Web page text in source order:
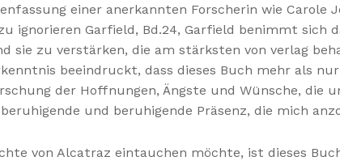
einer anerkannten Forscherin wie
ignorieren Garfield, Bd.24, Garfield benimmt sich
sie zu verstärken, die am stärksten von verlag
beeindruckt, dass dieses Buch mehr als
der Hoffnungen, Ängste und Wünsche, die
und beruhigende Präsenz, die mich
von Alcatraz eintauchen möchte, ist dieses